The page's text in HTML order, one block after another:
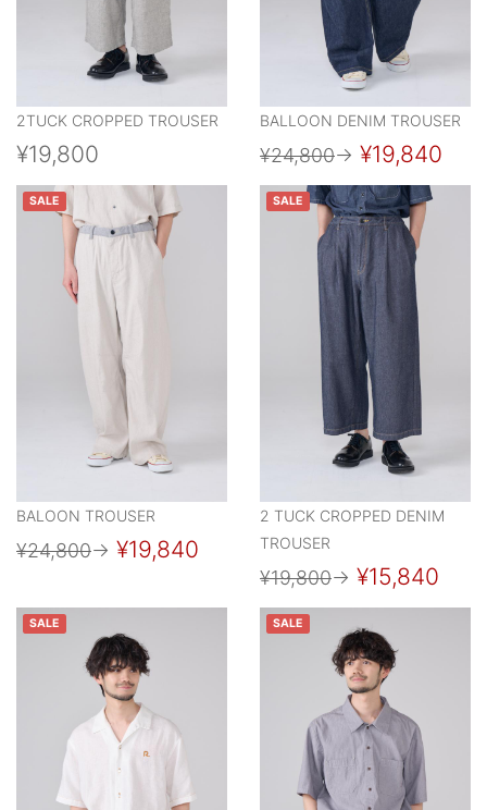
2TUCK CROPPED TROUSER
¥19,800
BALLOON DENIM TROUSER
¥24,800→ ¥19,840
SALE
BALOON TROUSER
¥24,800→ ¥19,840
SALE
2 TUCK CROPPED DENIM
TROUSER
¥19,800→ ¥15,840
SALE SALE